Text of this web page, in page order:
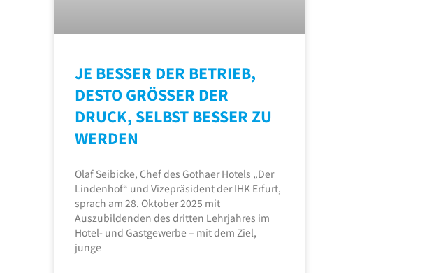
JE BESSER DER BETRIEB,
DESTO GRÖSSER DER
DRUCK, SELBST BESSER ZU
WERDEN
Olaf Seibicke, Chef des Gothaer Hotels „Der
Lindenhof“ und Vizepräsident der IHK Erfurt,
sprach am 28. Oktober 2025 mit
Auszubildenden des dritten Lehrjahres im
Hotel- und Gastgewerbe – mit dem Ziel,
junge